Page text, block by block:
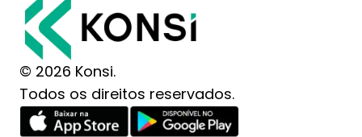
© 2026 Konsi.
Todos os direitos reservados.